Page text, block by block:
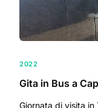
2022
Gita in Bus a
Giornata di visita in